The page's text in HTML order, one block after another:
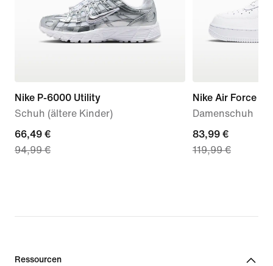
Nike P-6000 Utility
Schuh (ältere Kinder)
current
price
94,99 €
66,49 €
94,99 €
Nike Air Force 1
Damenschuh
current
price
119,99 €
83,99 €
119,99 €
Ressourcen